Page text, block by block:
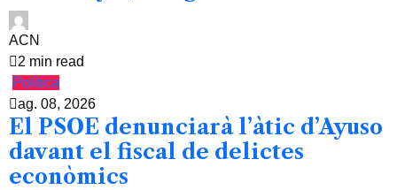
ACN
2 min read
Política
ag. 08, 2026
El PSOE denunciarà l’àtic d’Ayuso
davant el fiscal de delictes
econòmics